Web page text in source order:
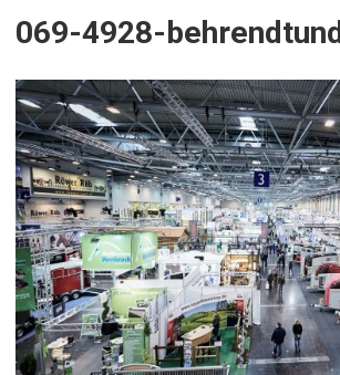
069-4928-